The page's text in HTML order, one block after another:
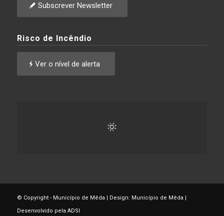
Subscrever Newsletter
Risco de Incêndio
Ver o nível de alerta
© Copyright - Município de Mêda | Design: Município de Mêda |
Desenvolvido pela ADSI